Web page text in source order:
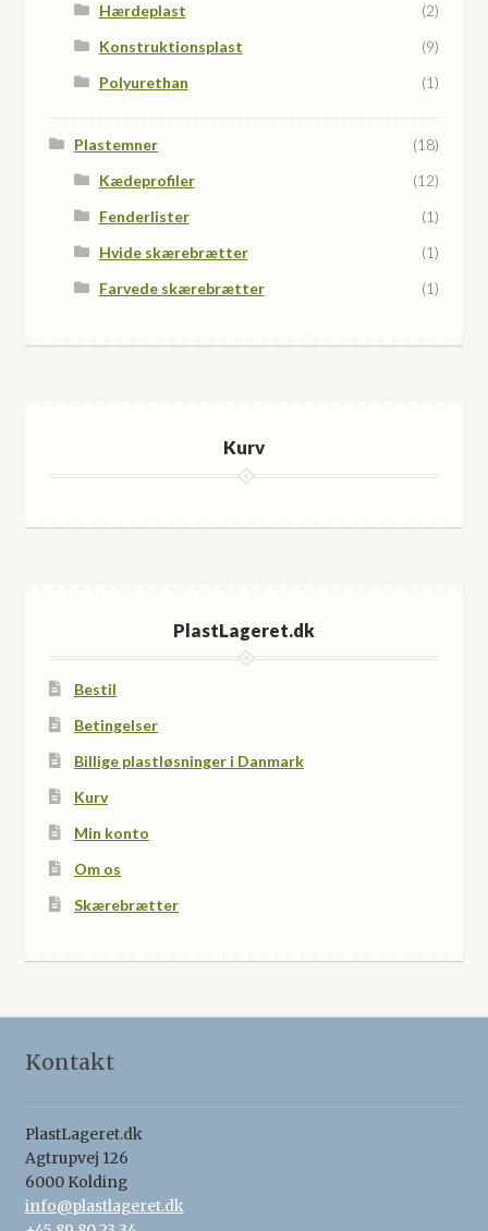
Hærdeplast
(2)
Konstruktionsplast
(9)
Polyurethan
(1)
Plastemner
(18)
Kædeprofiler
(12)
Fenderlister
(1)
Hvide skærebrætter
(1)
Farvede skærebrætter
(1)
Kurv
PlastLageret.dk
Bestil
Betingelser
Billige plastløsninger i Danmark
Kurv
Min konto
Om os
Skærebrætter
Kontakt
PlastLageret.dk
Agtrupvej 126
6000 Kolding
info@plastlageret.dk